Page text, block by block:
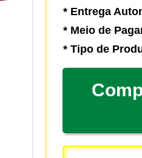
* Entrega
* Meio de
* Tipo de